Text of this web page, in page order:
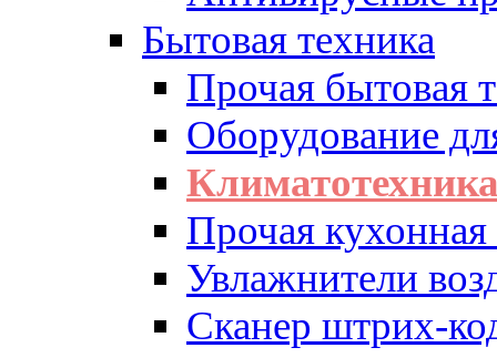
Бытовая техника
Прочая бытовая
Оборудование
Прочая кухонная
Увлажнители
Сканер штрих-